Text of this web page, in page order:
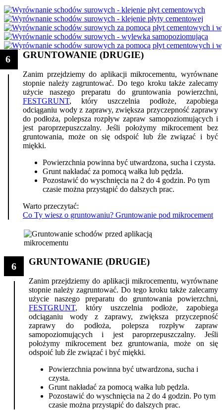
6 GRUNTOWANIE (DRUGIE)
Zanim przejdziemy do aplikacji mikrocementu, wyrównane
stopnie należy zagruntować. Do tego kroku także zalecamy
użycie naszego preparatu do gruntowania powierzchni,
FESTGRUNT, który uszczelnia podłoże, zapobiega
odciąganiu wody z zaprawy, zwiększa przyczepność zaprawy
do podłoża, polepsza rozpływ zapraw samopoziomujących i
jest paroprzepuszczalny. Jeśli położymy mikrocement bez
gruntowania, może on się odspoić lub źle związać i być
miękki.
Powierzchnia powinna być utwardzona, sucha i czysta.
Grunt nakładać za pomocą wałka lub pędzla.
Pozostawić do wyschnięcia na 2 do 4 godzin. Po tym
czasie można przystąpić do dalszych prac.
Warto przeczytać:
Co Ty wiesz o gruntowaniu? Gruntowanie pod mikrocement
6 GRUNTOWANIE (DRUGIE)
Zanim przejdziemy do aplikacji mikrocementu, wyrównane
stopnie należy zagruntować. Do tego kroku także zalecamy
użycie naszego preparatu do gruntowania powierzchni,
FESTGRUNT, który uszczelnia podłoże, zapobiega
odciąganiu wody z zaprawy, zwiększa przyczepność
zaprawy do podłoża, polepsza rozpływ zapraw
samopoziomujących i jest paroprzepuszczalny. Jeśli
położymy mikrocement bez gruntowania, może on się
odspoić lub źle związać i być miękki.
Powierzchnia powinna być utwardzona, sucha i
czysta.
Grunt nakładać za pomocą wałka lub pędzla.
Pozostawić do wyschnięcia na 2 do 4 godzin. Po tym
czasie można przystąpić do dalszych prac.